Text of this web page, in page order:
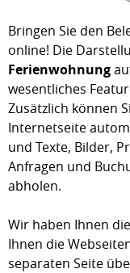
Bringen Sie den
online! Die
Ferienwohnung
wesentliches
Zusätzlich können
Internetseite
und Texte, Bilder,
Anfragen und
abholen.
Wir haben Ihnen
Ihnen die
separaten Seite